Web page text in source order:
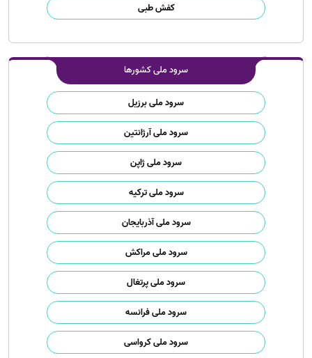
کفش طبی
سرود ملی کشورها
سرود ملی برزیل
سرود ملی آرژانتین
سرود ملی ژاپن
سرود ملی ترکیه
سرود ملی آذربایجان
سرود ملی مراکش
سرود ملی پرتغال
سرود ملی فرانسه
سرود ملی کرواسی